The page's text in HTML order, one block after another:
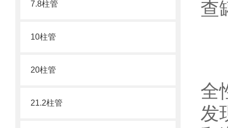
7.8柱管
10柱管
20柱管
21.2柱管
查
全
发